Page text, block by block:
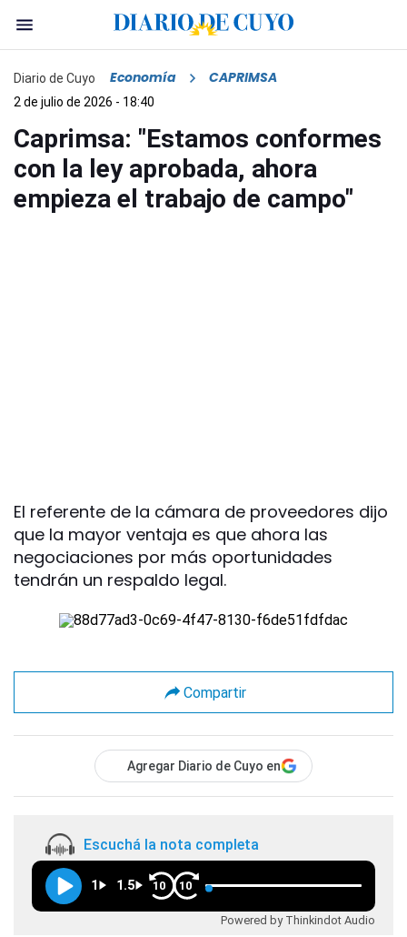
Diario de Cuyo Economía CAPRIMSA
2 de julio de 2026 - 18:40
Caprimsa: "Estamos conformes
con la ley aprobada, ahora
empieza el trabajo de campo"
El referente de la cámara de proveedores dijo
que la mayor ventaja es que ahora las
negociaciones por más oportunidades
tendrán un respaldo legal.
Compartir
Agregar Diario de Cuyo en
Escuchá la nota completa
1 1.5 10 10
Powered by Thinkindot Audio